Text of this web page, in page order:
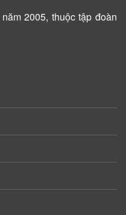
2005, thuộc tập đoàn